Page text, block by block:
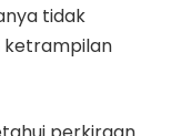
tidak
ketrampilan